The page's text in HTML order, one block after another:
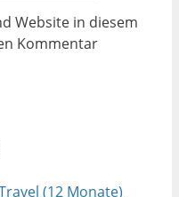
Website in diesem
Kommentar